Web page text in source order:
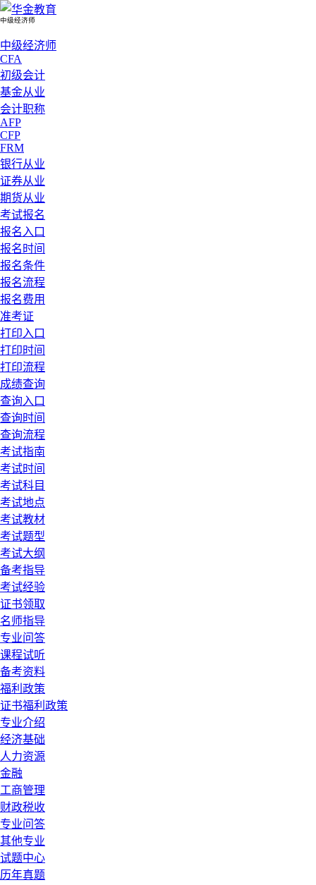
中级经济师
中级经济师
CFA
初级会计
基金从业
会计职称
AFP
CFP
FRM
银行从业
证券从业
期货从业
考试报名
报名入口
报名时间
报名条件
报名流程
报名费用
准考证
打印入口
打印时间
打印流程
成绩查询
查询入口
查询时间
查询流程
考试指南
考试时间
考试科目
考试地点
考试教材
考试题型
考试大纲
备考指导
考试经验
证书领取
名师指导
专业问答
课程试听
备考资料
福利政策
证书福利政策
专业介绍
经济基础
人力资源
金融
工商管理
财政税收
专业问答
其他专业
试题中心
历年真题